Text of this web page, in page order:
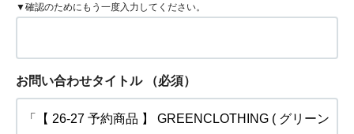
▼確認のためにもう一度入力してください。
お問い合わせタイトル （必須）